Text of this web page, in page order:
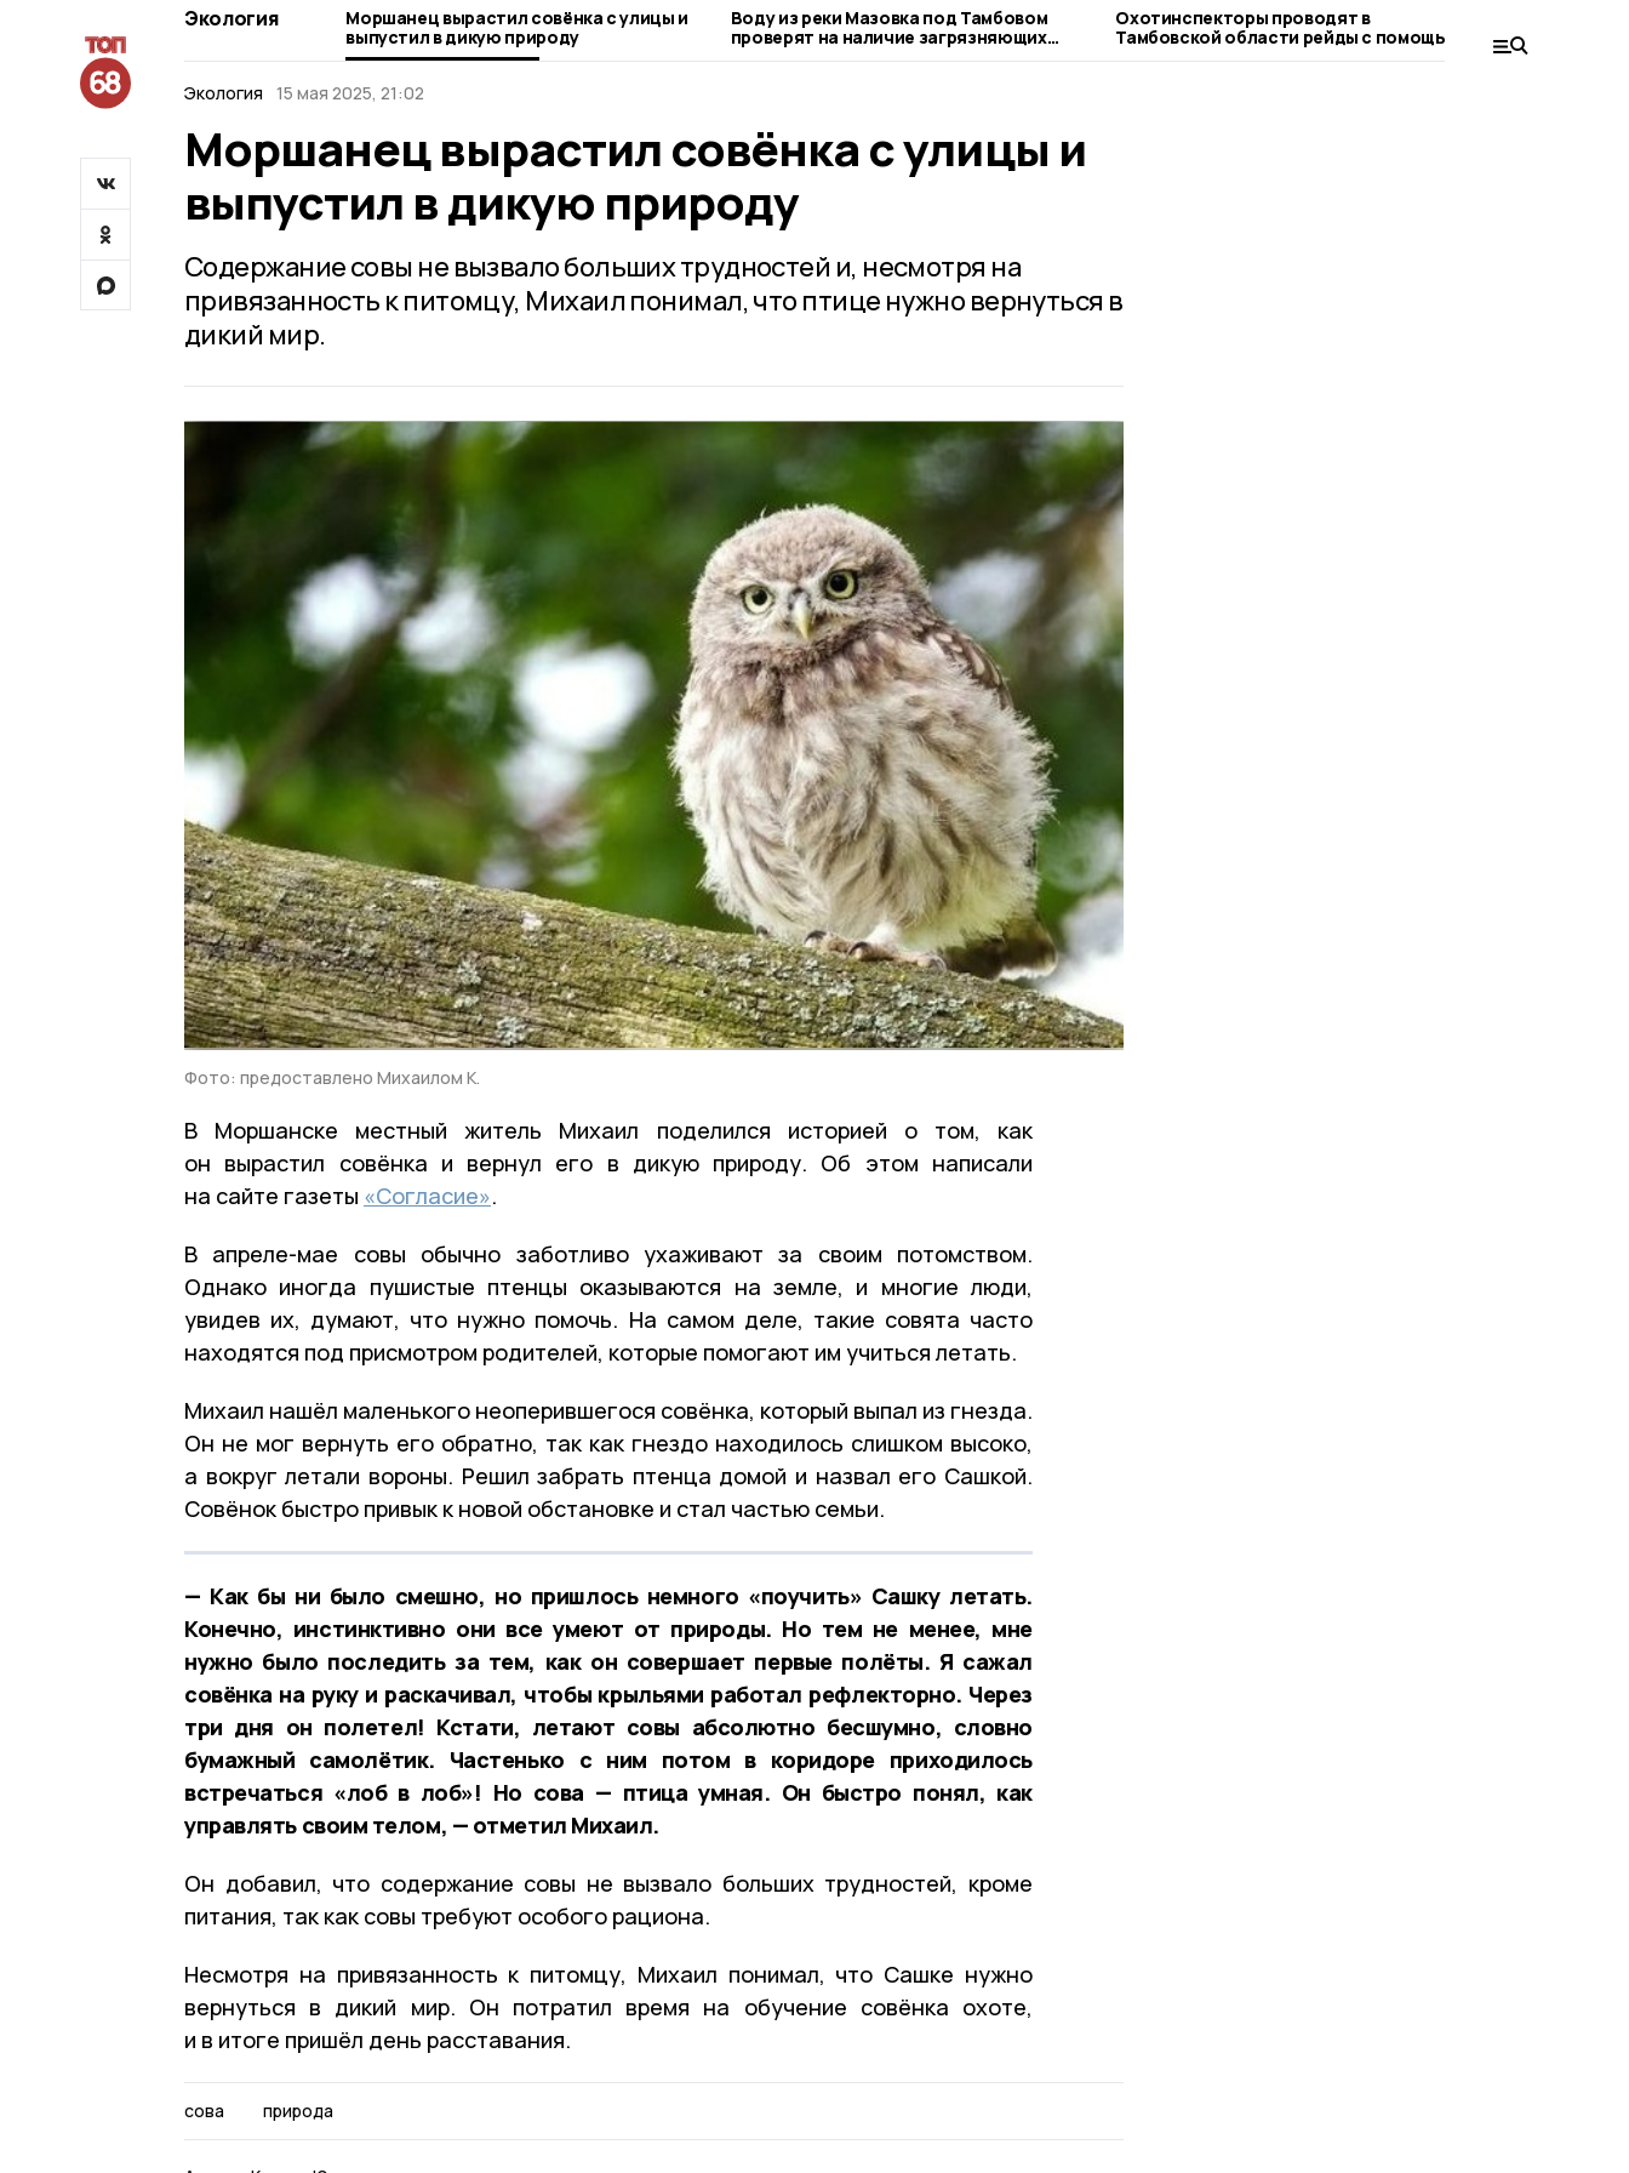
Экология
Моршанец вырастил совёнка с улицы и
выпустил в дикую природу
Воду из реки Мазовка под Тамбовом
проверят на наличие загрязняющих
веществ
Охотинспекторы проводят в
Тамбовской области рейды с помощью
БПЛА
расчистку
Экология 15 мая 2025, 21:02
Моршанец вырастил совёнка с улицы и
выпустил в дикую природу
Содержание совы не вызвало больших трудностей и, несмотря на
привязанность к питомцу, Михаил понимал, что птице нужно вернуться в
дикий мир.
Фото: предоставлено Михаилом К.
В Моршанске местный житель Михаил поделился историей о том, как
он вырастил совёнка и вернул его в дикую природу. Об этом написали
на сайте газеты «Согласие».
В апреле-мае совы обычно заботливо ухаживают за своим потомством.
Однако иногда пушистые птенцы оказываются на земле, и многие люди,
увидев их, думают, что нужно помочь. На самом деле, такие совята часто
находятся под присмотром родителей, которые помогают им учиться летать.
Михаил нашёл маленького неоперившегося совёнка, который выпал из гнезда.
Он не мог вернуть его обратно, так как гнездо находилось слишком высоко,
а вокруг летали вороны. Решил забрать птенца домой и назвал его Сашкой.
Совёнок быстро привык к новой обстановке и стал частью семьи.
— Как бы ни было смешно, но пришлось немного «поучить» Сашку летать.
Конечно, инстинктивно они все умеют от природы. Но тем не менее, мне
нужно было последить за тем, как он совершает первые полёты. Я сажал
совёнка на руку и раскачивал, чтобы крыльями работал рефлекторно. Через
три дня он полетел! Кстати, летают совы абсолютно бесшумно, словно
бумажный самолётик. Частенько с ним потом в коридоре приходилось
встречаться «лоб в лоб»! Но сова — птица умная. Он быстро понял, как
управлять своим телом, — отметил Михаил.
Он добавил, что содержание совы не вызвало больших трудностей, кроме
питания, так как совы требуют особого рациона.
Несмотря на привязанность к питомцу, Михаил понимал, что Сашке нужно
вернуться в дикий мир. Он потратил время на обучение совёнка охоте,
и в итоге пришёл день расставания.
сова природа